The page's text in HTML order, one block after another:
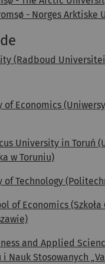
- Norges Arktiske
(Radboud
of Economics
University in Toruń
w Toruniu)
of Technology
of Economics (Szkoła
and Applied
Nauk Stosowanych